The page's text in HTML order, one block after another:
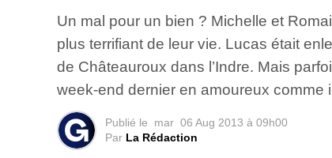
Un mal pour un bien ? Michelle et
plus terrifiant de leur vie. Lucas était
de Châteauroux dans l’Indre. Mais
week-end dernier en amoureux comme
Publié le mar 06 Aug 2013 à 09h00
Par La Rédaction